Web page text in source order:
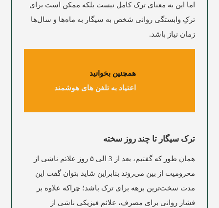
اما این به معنای ترک کامل نیست بلکه ممکن است برای
ترکِ وابستگی روانی شخص به سیگار به ماه‌ها و سال‌ها
زمان نیاز باشد.
همچنین بخوانید
اعتیاد به تلفن های هوشمند
ترک سیگار تا چند روز سخته
همان‌ طور که گفتیم، بعد از 3 الی ۵ روز علائم ناشی از
محرومیت از بین می‌روند بنابراین شاید بتوان گفت این
مدت سخت‌ترین برهه برای ترک باشد؛ چراکه علاوه بر
فشار روانی برای مصرف، علائم فیزیکی ناشی از